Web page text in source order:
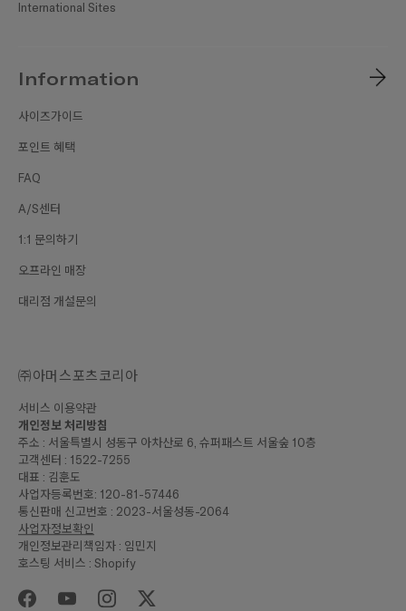
합계
International Sites
Information
사이즈가이드
포인트 혜택
FAQ
A/S센터
1:1 문의하기
오프라인 매장
대리점 개설문의
㈜아머스포츠코리아
서비스 이용약관
개인정보 처리방침
주소 : 서울특별시 성동구 아차산로 6, 슈퍼패스트 서울숲 10층
고객센터 : 1522-7255
대표 : 김훈도
사업자등록번호: 120-81-57446
통신판매 신고번호 : 2023-서울성동-2064
사업자정보확인
개인정보관리책임자 : 임민지
호스팅 서비스 : Shopify